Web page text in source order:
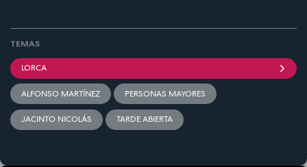
TEMAS
LORCA
ALFONSO MARTÍNEZ PERSONAS MAYORES
JACINTO NICOLÁS TARDE ABIERTA